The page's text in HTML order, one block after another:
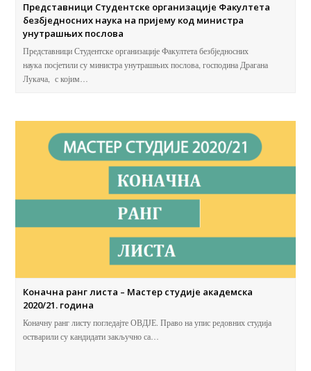
Представници Студентске организације Факултета
безбједносних наука на пријему код министра
унутрашњих послова
Представници Студентске организације Факултета безбједносних
наука посјетили су министра унутрашњих послова, господина Драгана
Лукача, с којим…
Коначна ранг листа – Мастер студије академска
2020/21. година
Коначну ранг листу погледајте ОВДЈЕ. Право на упис редовних студија
остварили су кандидати закључно са…